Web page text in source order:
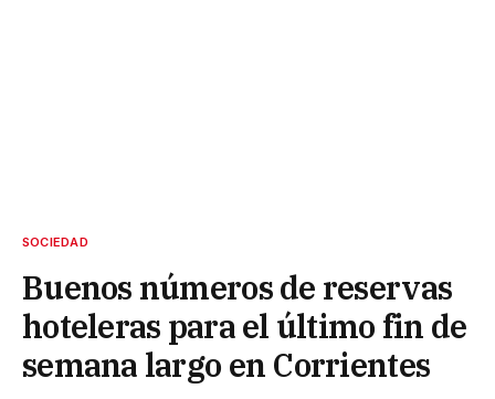
SOCIEDAD
Buenos números de reservas
hoteleras para el último fin de
semana largo en Corrientes